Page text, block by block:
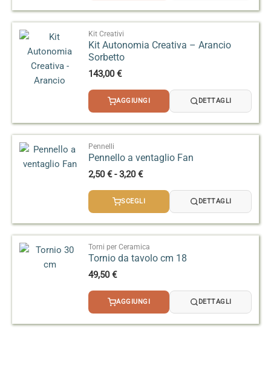
Kit Creativi
Kit Autonomia Creativa – Arancio
Sorbetto
143,00€
AGGIUNGI DETTAGLI
Pennelli
Pennello a ventaglio Fan
2,50€ - 3,20€Fascia
prezzo:
3,20 €
SCEGLI DETTAGLI
Torni per Ceramica
Tornio da tavolo cm 18
49,50€
AGGIUNGI DETTAGLI